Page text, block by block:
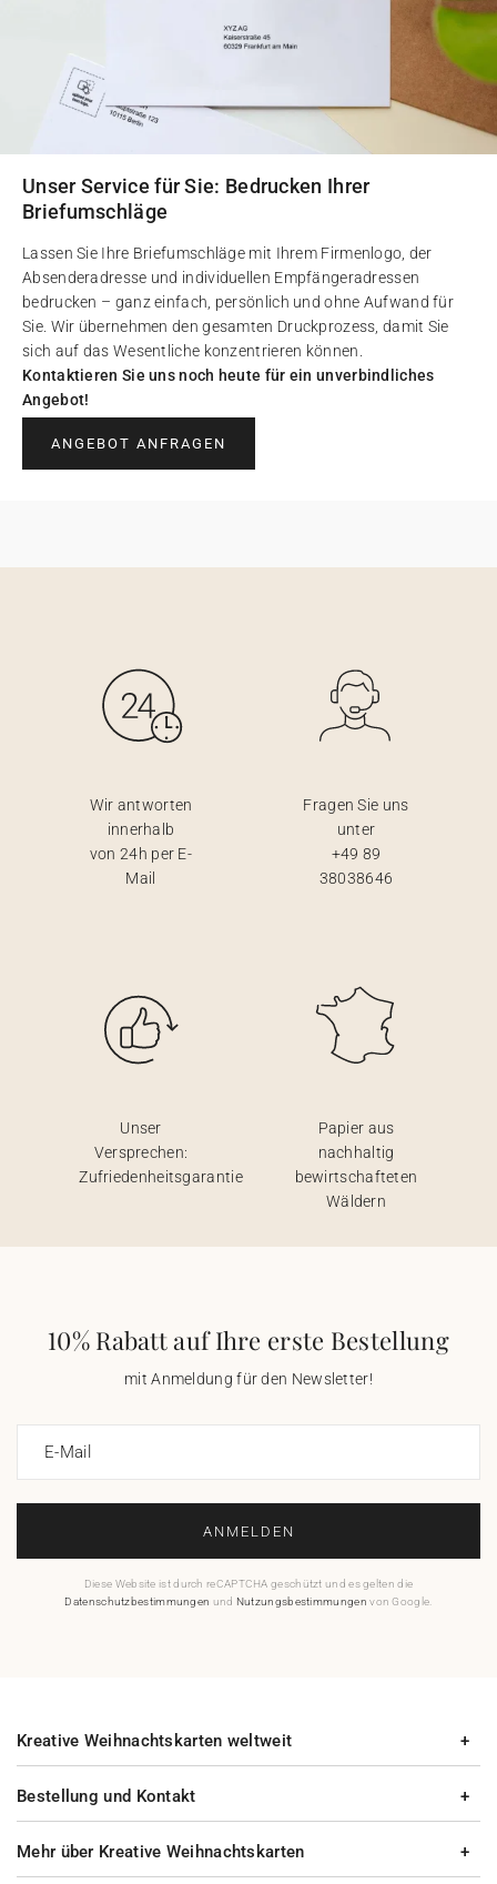
Unser Service für Sie: Bedrucken Ihrer
Briefumschläge
Lassen Sie Ihre Briefumschläge mit Ihrem Firmenlogo, der
Absenderadresse und individuellen Empfängeradressen
bedrucken – ganz einfach, persönlich und ohne Aufwand für
Sie. Wir übernehmen den gesamten Druckprozess, damit Sie
sich auf das Wesentliche konzentrieren können.
Kontaktieren Sie uns noch heute für ein unverbindliches
Angebot!
ANGEBOT ANFRAGEN
Wir antworten
innerhalb
von 24h per E-
Mail
Fragen Sie uns
unter
+49 89
38038646
Unser
Versprechen:
Zufriedenheitsgarantie
Papier aus
nachhaltig
bewirtschafteten
Wäldern
10% Rabatt auf Ihre erste Bestellung
mit Anmeldung für den Newsletter!
E-Mail
ANMELDEN
Diese Website ist durch reCAPTCHA geschützt und es gelten die
Datenschutzbestimmungen und Nutzungsbestimmungen von Google.
Bestellung und Kontakt
Mehr über Kreative Weihnachtskarten
Kreative Weihnachtskarten weltweit